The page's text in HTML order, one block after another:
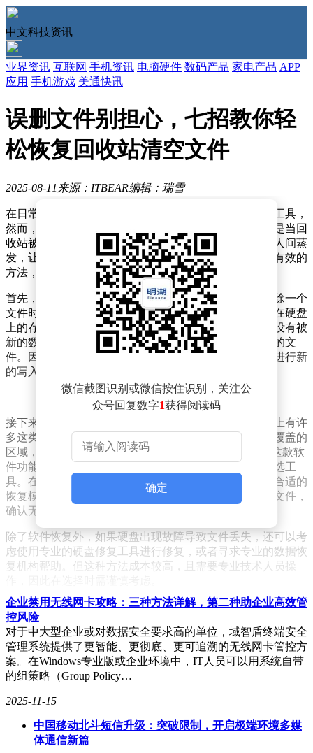
中文科技资讯
业界资讯 互联网 手机资讯 电脑硬件 数码产品 家电产品 APP
应用 手机游戏 美通快讯
误删文件别担心，七招教你轻
松恢复回收站清空文件
2025-08-11 来源：ITBEAR编辑：瑞雪
在日常生活中，电脑已成为我们工作与学习不可或缺的工具，
然而，误删文件的情况时有发生，令人头疼不已。尤其是当回
收站被清空后，那些重要的文档、照片或视频仿佛瞬间人间蒸
发，让人心急如焚。但别担心，今天我们就来探讨几种有效的
方法，帮助你在文件被误删后找回宝贵的资料。
首先，了解文件删除的原理至关重要。当你从电脑中删除一个
文件时，操作系统并不会立即清除文件数据，而是将其在硬盘
上的存储位置标记为可覆盖。这意味着，只要这些位置没有被
新的数据占据，你就有可能通过特定的手段找回被删除的文
件。因此，在发现文件丢失后，尽量避免在该存储区域进行新
的写入操作，以免数据被覆盖。
接下来，我们可以考虑借助专业的数据恢复软件。市面上有许
多这类软件可供选择，它们能够扫描硬盘上被标记为可覆盖的
区域，尝试找回已删除的文件。以Superrecovery为例，这款软
件功能强大，操作简便，是许多用户找回误删文件的首选工
具。在使用时，请务必按照软件的提示进行操作，选择合适的
恢复模式和存储位置。完成扫描后，你可以预览列出的文件，
确认无误后点击恢复按钮即可。
除了软件恢复外，如果硬盘出现故障导致文件丢失，还可以考
虑使用专业的硬盘修复工具进行修复，或者寻求专业的数据恢
复机构帮助。但这种方法成本较高，且需要专业技术人员操
当然，预防总是胜于治疗。为了避免文件误删带来的麻烦，我
们应该养成良好的备份习惯。可以将重要资料定期备份到移动
硬盘、网盘等不同存储介质上。这样一来，即使文件被误删，
也能迅速从备份中找回。同时，对于部分重要文档，还可以设
置特殊访问权限，防止非必要的删除操作。
如果你经常将文件上传到云端进行备份，那么找回误删文件将
变得更加容易。只需登录网盘账号，在服务器上找到需要恢复
的文件，然后下载到本地即可。这种方法不受设备限制，随时
微信截图识别或微信按住识别，关注公
众号回复数字1获得阅读码
确定
企业禁用无线网卡攻略：三种方法详解，第二种助企业高效管
控风险
对于中大型企业或对数据安全要求高的单位，域智盾终端安全
管理系统提供了更智能、更彻底、更可追溯的无线网卡管控方
案。在Windows专业版或企业环境中，IT人员可以用系统自带
的组策略（Group Policy…
2025-11-15
中国移动北斗短信升级：突破限制，开启极端环境多媒
体通信新篇